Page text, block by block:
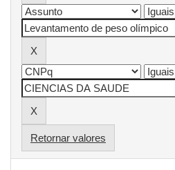
Retornar valores